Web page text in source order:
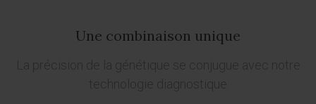
Une combinaison unique